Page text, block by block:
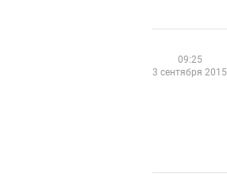
09:25
3 сентября 2015